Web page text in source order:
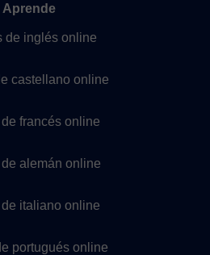
Aprende
de inglés online
castellano online
francés online
alemán online
italiano online
portugués online